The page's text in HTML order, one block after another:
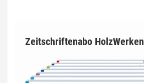
Zeitschriftenabo HolzWerken